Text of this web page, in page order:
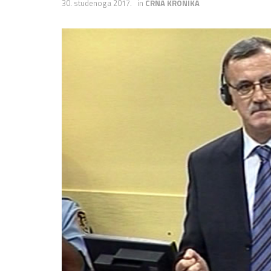
30. studenoga 2017. in CRNA KRONIKA